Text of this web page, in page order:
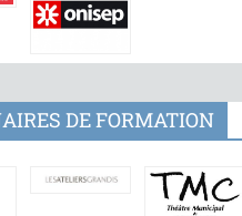
DE FORMATION